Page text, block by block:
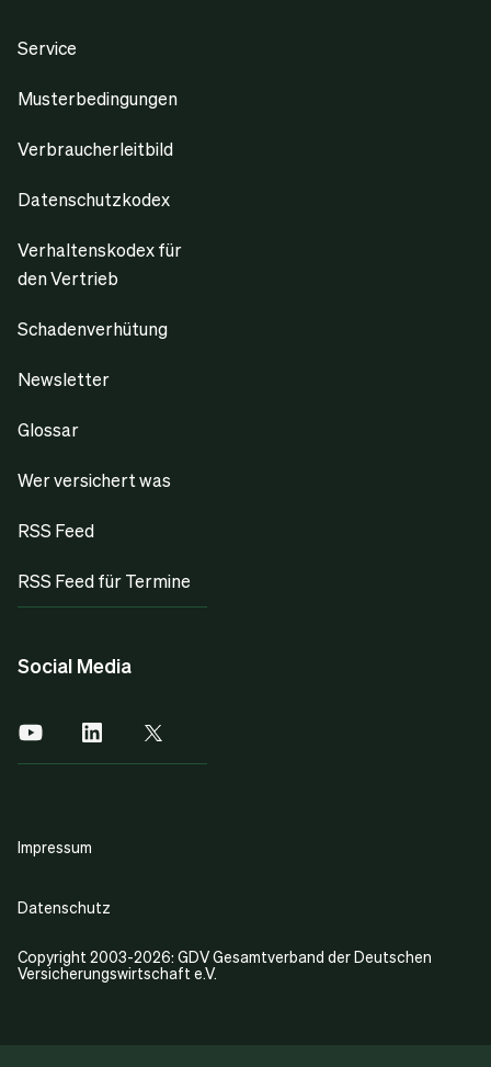
Service
Musterbedingungen
Verbraucherleitbild
Datenschutzkodex
Verhaltenskodex für
den Vertrieb
Schadenverhütung
Newsletter
Glossar
Wer versichert was
RSS Feed
RSS Feed für Termine
Social Media
Copyright 2003-2026: GDV Gesamtverband der Deutschen
Versicherungswirtschaft e.V.
Impressum
Datenschutz